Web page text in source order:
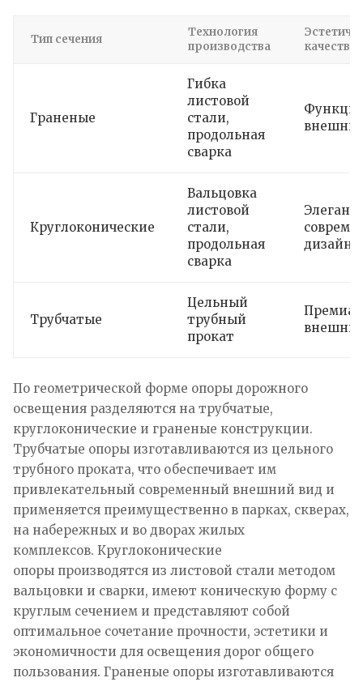
Тип сечения
Технология
производства
качества
Граненые
Гибка
листовой
стали,
продольная
сварка
Круглоконические
Вальцовка
листовой
стали,
продольная
сварка
дизайн
Трубчатые
Цельный
трубный
прокат
По геометрической форме опоры дорожного
освещения разделяются на трубчатые,
круглоконические и граненые конструкции.
Трубчатые опоры изготавливаются из цельного
трубного проката, что обеспечивает им
привлекательный современный внешний вид и
применяется преимущественно в парках, скверах,
на набережных и во дворах жилых
комплексов. Круглоконические
опоры производятся из листовой стали методом
вальцовки и сварки, имеют коническую форму с
круглым сечением и представляют собой
оптимальное сочетание прочности, эстетики и
экономичности для освещения дорог общего
пользования. Граненые опоры изготавливаются